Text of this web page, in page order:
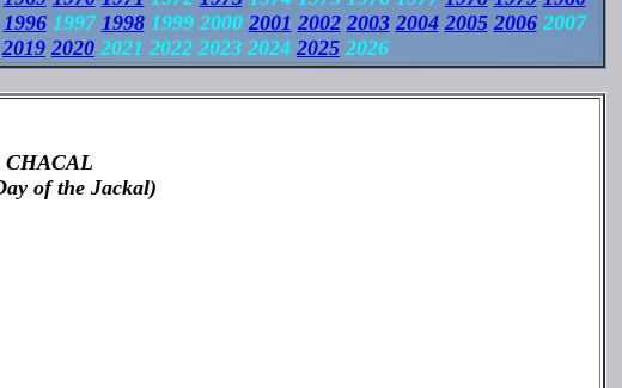
19961997 19981999 2000 2001 2002 2003 2004 2005 20062007
2019 2020 2021 2022 2023 2024 2025 2026
CHACAL
of the Jackal)